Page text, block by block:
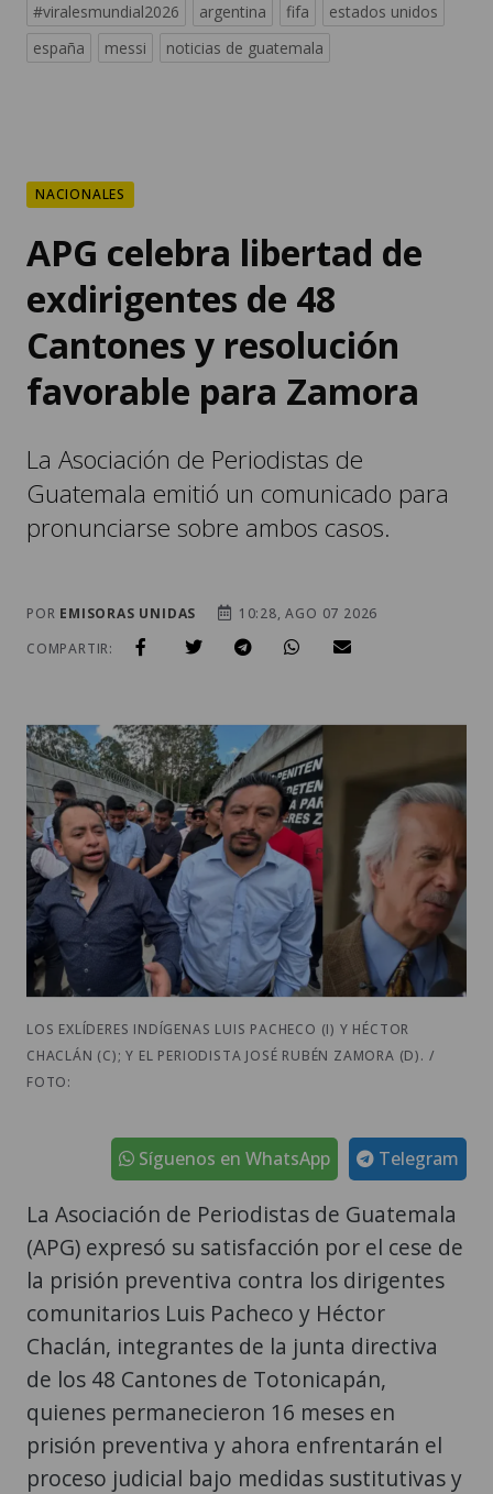
#viralesmundial2026 argentina fifa
estados unidos
españa
messi noticias de guatemala
NACIONALES
APG celebra libertad de
exdirigentes de 48
Cantones y resolución
favorable para Zamora
La Asociación de Periodistas de
Guatemala emitió un comunicado para
pronunciarse sobre ambos casos.
POR EMISORAS UNIDAS
10:28, AGO 07 2026
COMPARTIR:
LOS EXLÍDERES INDÍGENAS LUIS PACHECO (I) Y HÉCTOR
CHACLÁN (C); Y EL PERIODISTA JOSÉ RUBÉN ZAMORA (D). /
FOTO:
Telegram
Síguenos en WhatsApp
La Asociación de Periodistas de Guatemala
(APG) expresó su satisfacción por el cese de
la prisión preventiva contra los dirigentes
comunitarios Luis Pacheco y Héctor
Chaclán, integrantes de la junta directiva
de los 48 Cantones de Totonicapán,
quienes permanecieron 16 meses en
prisión preventiva y ahora enfrentarán el
proceso judicial bajo medidas sustitutivas y